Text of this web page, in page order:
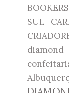
BOOKERS
SUL